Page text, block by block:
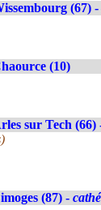
(67) -
(10)
sur Tech (66)
(87) -